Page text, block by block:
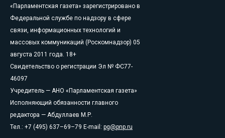
«Парламентская газета» зарегистрировано в
Федеральной службе по надзору в сфере
связи, информационных технологий и
массовых коммуникаций (Роскомнадзор) 05
августа 2011 года. 18+
Свидетельство о регистрации Эл № ФС77-
46097
Учредитель — АНО «Парламентская газета»
Исполняющий обязанности главного
редактора — Абдуллаев М.Р.
Тел.: +7 (495) 637–69–79 E-mail: pg@pnp.ru